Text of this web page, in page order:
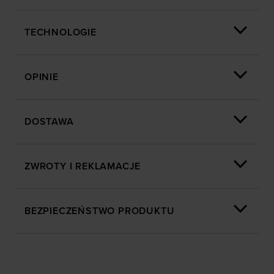
TECHNOLOGIE
OPINIE
DOSTAWA
ZWROTY I REKLAMACJE
BEZPIECZEŃSTWO PRODUKTU